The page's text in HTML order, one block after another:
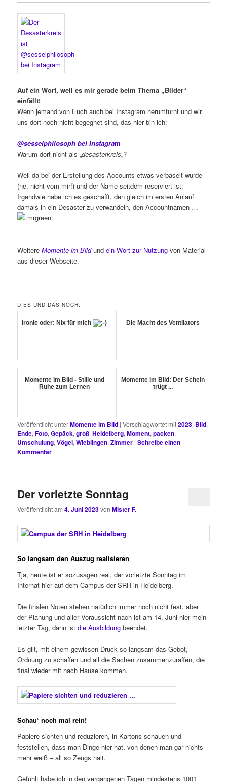
Auf ein Wort, weil es mir gerade beim Thema „Bilder“
einfällt!
Wenn jemand von Euch auch bei Instagram herumturnt und wir
uns dort noch nicht begegnet sind, das hier bin ich:
@sesselphilosoph bei Instagram
Warum dort nicht als „desasterkreis„?
Weil da bei der Erstellung des Accounts etwas verbaselt wurde
(ne, nicht vom mir!) und der Name seitdem reserviert ist.
Irgendwie habe ich es geschafft, den gleich im ersten Anlauf
damals in ein Desaster zu verwandeln, den Accountnamen …
WeitereMomente im Bildundein Wort zur Nutzung von Material
aus dieser Webseite.
DIES UND DAS NOCH:
Ironie oder: Nix für mich Die Macht des Ventilators
Momente im Bild - Stille und
Ruhe zum Lernen
Momente im Bild: Der Schein
trügt ...
Veröffentlicht unterMomente im Bild |Verschlagwortet mit2023, Bild,
Ende,Foto,Gepäck,groß,Heidelberg,Moment,packen,
Umschulung,Vögel,Wieblingen,Zimmer |Schreibe einen
Kommentar
Der vorletzte Sonntag
Veröffentlicht am4. Juni 2023vonMister F.
So langsam den Auszug realisieren
Tja, heute ist er sozusagen real, der vorletzte Sonntag im
Internat hier auf dem Campus der SRH in Heidelberg.
Die finalen Noten stehen natürlich immer noch nicht fest, aber
der Planung und aller Voraussicht nach ist am 14. Juni hier mein
letzter Tag, dann istdie Ausbildung beendet.
Es gilt, mit einem gewissen Druck so langsam das Gebot,
Ordnung zu schaffen und all die Sachen zusammenzuraffen, die
final wieder mit nach Hause kommen.
Schau‘ noch mal rein!
Papiere sichten und reduzieren, in Kartons schauen und
feststellen, dass man Dinge hier hat, von denen man gar nichts
mehr weiß – all so Zeugs halt.
Gefühlt habe ich in den vergangenen Tagen mindestens 1001